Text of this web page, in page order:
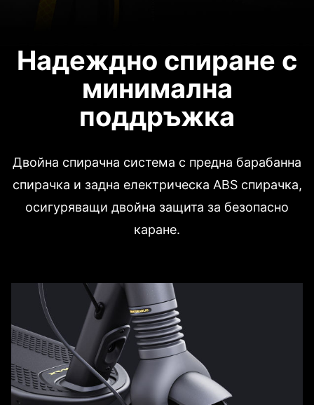
Надеждно спиране с
минимална
поддръжка
Двойна спирачна система с предна барабанна
спирачка и задна електрическа ABS спирачка,
осигуряващи двойна защита за безопасно
каране.